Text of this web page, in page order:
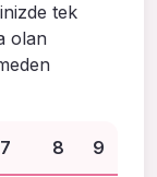
tek
olan
7 8 9